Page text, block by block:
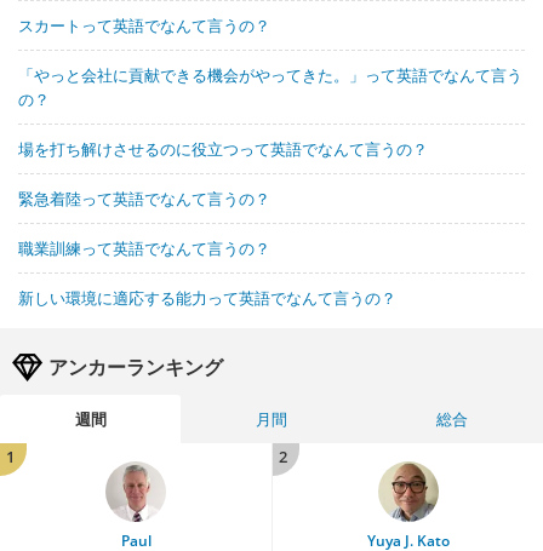
スカートって英語でなんて言うの？
「やっと会社に貢献できる機会がやってきた。」って英語でなんて言う
の？
場を打ち解けさせるのに役立つって英語でなんて言うの？
緊急着陸って英語でなんて言うの？
職業訓練って英語でなんて言うの？
新しい環境に適応する能力って英語でなんて言うの？
アンカーランキング
週間 月間
総合
1
Paul
2
Yuya J. Kato